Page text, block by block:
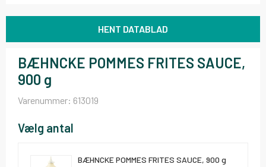
HENT DATABLAD
BÆHNCKE POMMES FRITES SAUCE,
900 g
Varenummer: 613019
Vælg antal
BÆHNCKE POMMES FRITES SAUCE, 900 g